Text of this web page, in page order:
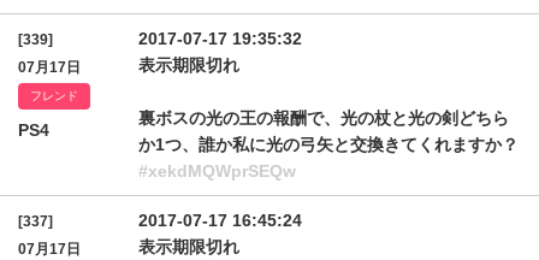
[339]
07月17日
フレンド
PS4
2017-07-17 19:35:32
表示期限切れ
裏ボスの光の王の報酬で、光の杖と光の剣どちら
か1つ、誰か私に光の弓矢と交換きてくれますか？
#xekdMQWprSEQw
[337]
07月17日
2017-07-17 16:45:24
表示期限切れ